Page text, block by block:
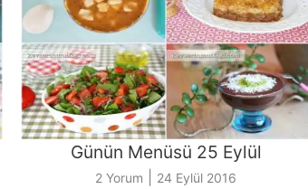
Günün Menüsü 25 Eylül
2 Yorum 24 Eylül 2016